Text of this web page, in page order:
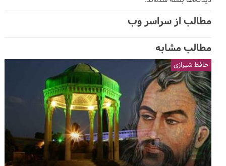
مطالب از سراسر وب
مطالب مشابه
حافظ شیرازی